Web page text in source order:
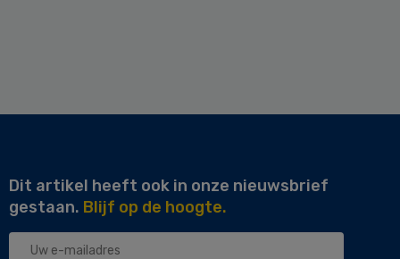
Dit artikel heeft ook in onze nieuwsbrief
gestaan. Blijf op de hoogte.
Uw